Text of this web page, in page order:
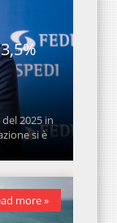
2025 in
si è
more »